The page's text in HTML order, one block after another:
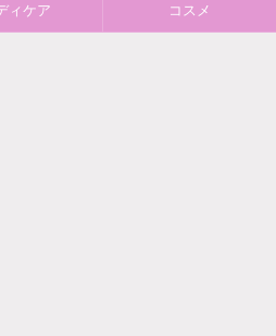
ィケア コスメ